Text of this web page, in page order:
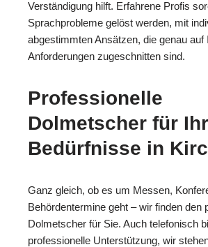
Verständigung hilft. Erfahrene Profis
Sprachprobleme gelöst werden, mit
abgestimmten Ansätzen, die genau auf
Anforderungen zugeschnitten sind.
Professionelle
Dolmetscher für
Bedürfnisse in
Ganz gleich, ob es um Messen,
Behördentermine geht – wir finden den
Dolmetscher für Sie. Auch telefonisch
professionelle Unterstützung, wir